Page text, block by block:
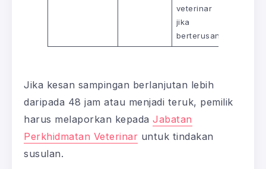
veterinar
jika
berterusan.
Jika kesan sampingan berlanjutan lebih
daripada 48 jam atau menjadi teruk, pemilik
harus melaporkan kepada Jabatan
Perkhidmatan Veterinar untuk tindakan
susulan.